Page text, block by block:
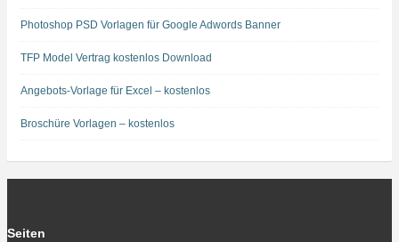
Photoshop PSD Vorlagen für Google Adwords Banner
TFP Model Vertrag kostenlos Download
Angebots-Vorlage für Excel – kostenlos
Broschüre Vorlagen – kostenlos
Seiten